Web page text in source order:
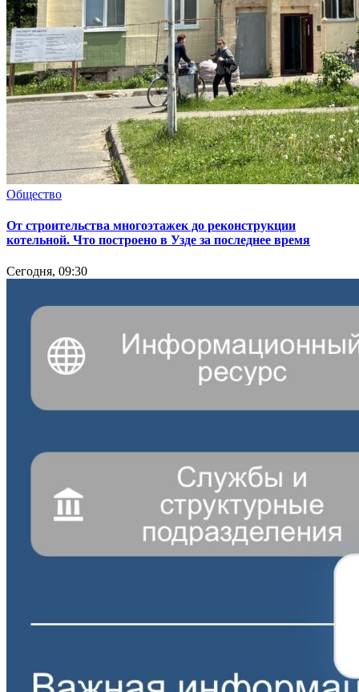
Общество
От строительства многоэтажек до реконструкции
котельной. Что построено в Узде за последнее время
Сегодня, 09:30